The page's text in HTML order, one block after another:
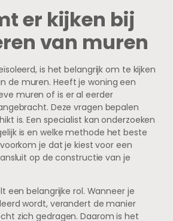
er kijken bij
van muren
is het belangrijk om te kijken
de muren. Heeft je woning een
muren of is er al eerder
Deze vragen bepalen
is. Een specialist kan onderzoeken
is en welke methode het beste
je dat je kiest voor een
op de constructie van je
een belangrijke rol. Wanneer je
wordt, verandert de manier
zich gedragen. Daarom is het